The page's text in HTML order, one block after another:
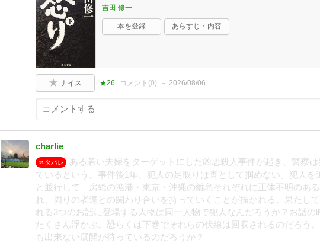
吉田 修一
本を登録 あらすじ・内容
ナイス ★26 コメント(0) 2026/08/06
charlie
ネタバレ
ある若い夫婦をターゲットにした凶悪殺人事件が起き、警察
ているという。事件後1年、犯人の足取りは杳として掴めない。犯人を
と並行して、房総の漁港・東京・沖縄の離島それぞれに正体不明のあ
れ、周りの者達との関わり合いを持っていくことが描かれる。果たし
れる3つのお話に登場する人物は同一人物で犯人なんだろうか？お話の
たくさん浮かぶ。恐らくは下巻でそれらの伏線は回収されるのだろう
も出来ない展開が待っているのだろうか？